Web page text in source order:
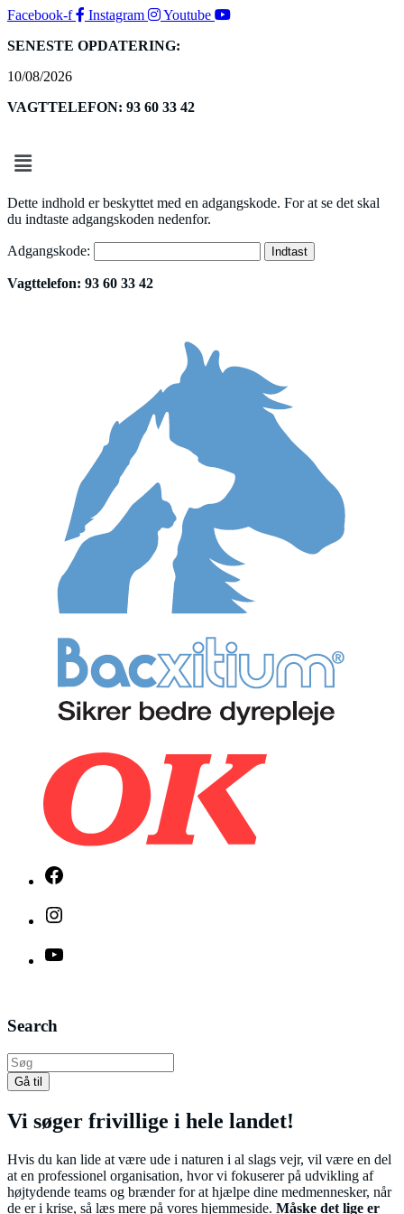
Facebook-f Instagram
Youtube
SENESTE OPDATERING:
10/08/2026
VAGTTELEFON: 93 60 33 42
Menu
Dette indhold er beskyttet med en adgangskode. For at se det skal
du indtaste adgangskoden nedenfor.
Adgangskode:
Vagttelefon: 93 60 33 42
Search
Gå til
Vi søger frivillige i hele landet!
Hvis du kan lide at være ude i naturen i al slags vejr, vil være en del
at en professionel organisation, hvor vi fokuserer på udvikling af
højtydende teams og brænder for at hjælpe dine medmennesker, når
de er i krise, så læs mere på vores hjemmeside. Måske det lige er